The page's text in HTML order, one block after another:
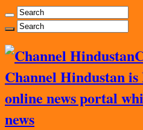
Channel Hindustan is
online news portal
news